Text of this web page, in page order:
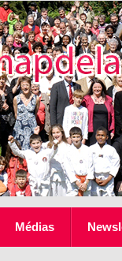
Médias